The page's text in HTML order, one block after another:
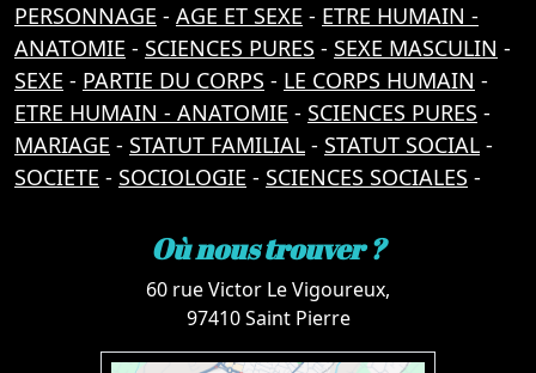
PERSONNAGE - AGE ET SEXE - ETRE HUMAIN -
ANATOMIE - SCIENCES PURES - SEXE MASCULIN -
SEXE - PARTIE DU CORPS - LE CORPS HUMAIN -
ETRE HUMAIN - ANATOMIE - SCIENCES PURES -
MARIAGE - STATUT FAMILIAL - STATUT SOCIAL -
SOCIETE - SOCIOLOGIE - SCIENCES SOCIALES -
Où nous trouver ?
60 rue Victor Le Vigoureux,
97410 Saint Pierre